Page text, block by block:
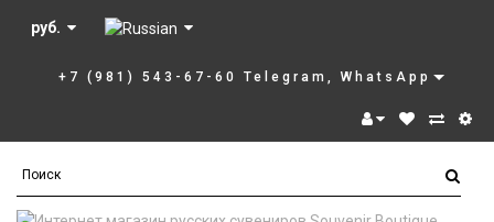
руб.
+7 (981) 543-67-60 Telegram, WhatsApp